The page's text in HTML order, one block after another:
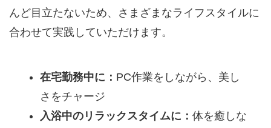
んど目立たないため、さまざまなライフスタイルに
合わせて実践していただけます。
在宅勤務中に： PC作業をしながら、美し
さをチャージ
入浴中のリラックスタイムに： 体を癒しな